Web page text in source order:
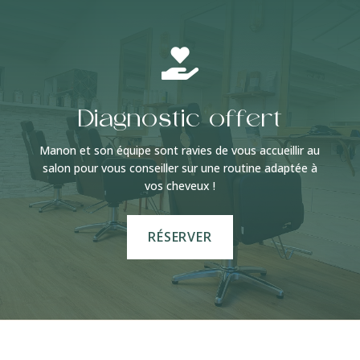

Diagnostic offert
Manon et son équipe sont ravies de vous accueillir au
salon pour vous conseiller sur une routine adaptée à
vos cheveux !
RÉSERVER